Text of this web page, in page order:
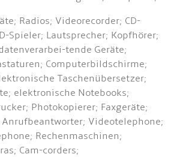
Radios; Videorecorder; CD-
Spieler; Lautsprecher; Kopfhörer;
tende Geräte;
Computerbildschirme;
Taschenübersetzer;
elektronische Notebooks;
Photokopierer; Faxgeräte;
Videotelephone;
Rechenmaschinen;
Cam-corders;